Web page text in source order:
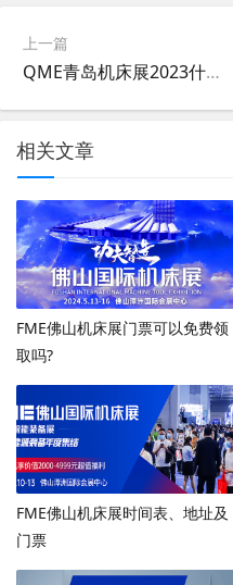
上一篇
QME青岛机床展2023什么时候开展？
相关文章
FME佛山机床展门票可以免费领
取吗?
FME佛山机床展时间表、地址及
门票